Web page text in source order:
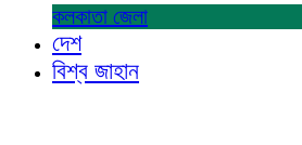
কলকাতা জেলা
দেশ
বিশ্ব জাহান